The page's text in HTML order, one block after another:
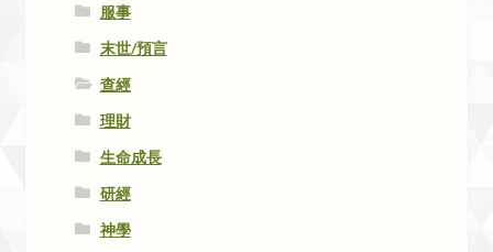
服事
末世/預言
查經
理財
生命成長
研經
神學